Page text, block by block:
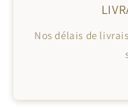
Nos délais de